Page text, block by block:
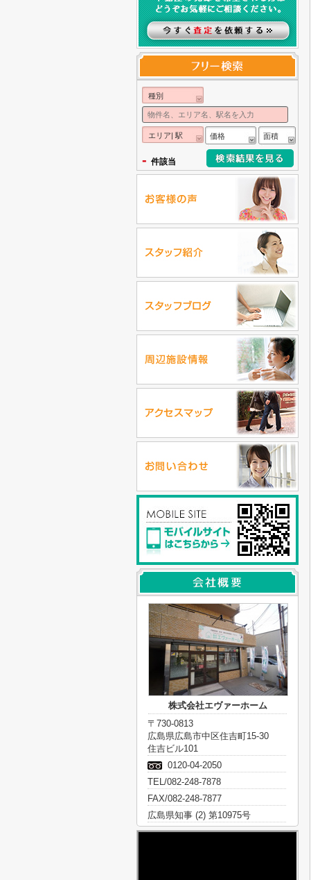
種別
エリア| 駅 価格 面積
- 件該当
株式会社エヴァーホーム
〒730-0813
広島県広島市中区住吉町15-30
住吉ビル101
0120-04-2050
TEL/082-248-7878
FAX/082-248-7877
広島県知事 (2) 第10975号